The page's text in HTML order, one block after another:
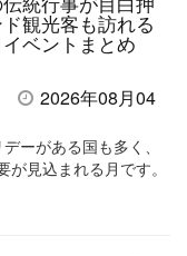
統行事が目白押
観光客も訪れる
ベントまとめ
2026年08月04
ーがある国も多く、
見込まれる月です。